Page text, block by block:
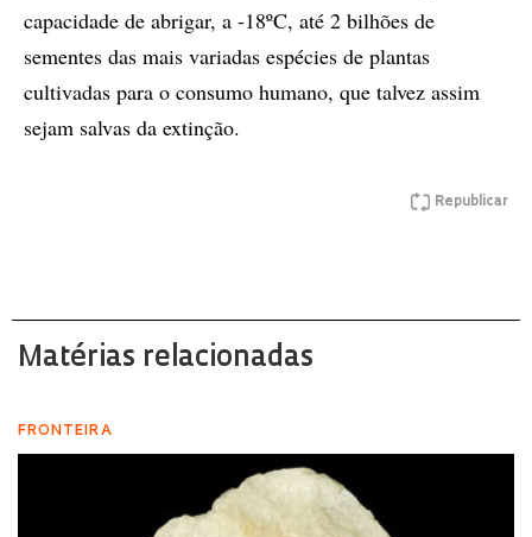
capacidade de abrigar, a -18ºC, até 2 bilhões de
sementes das mais variadas espécies de plantas
cultivadas para o consumo humano, que talvez assim
sejam salvas da extinção.
Republicar